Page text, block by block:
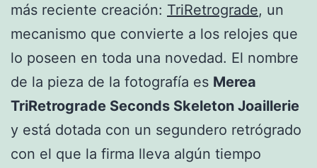
más reciente creación: TriRetrograde, un
mecanismo que convierte a los relojes que
lo poseen en toda una novedad. El nombre
de la pieza de la fotografía es Merea
TriRetrograde Seconds Skeleton Joaillerie
y está dotada con un segundero retrógrado
con el que la firma lleva algún tiempo